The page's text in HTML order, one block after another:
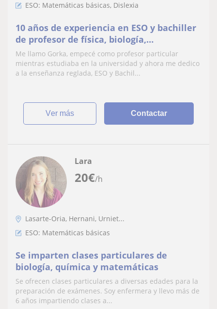
ESO: Matemáticas básicas, Dislexia
10 años de experiencia en ESO y bachiller
de profesor de física, biología,
matemáticas y en clase de diversidad. 7
como particular
Me llamo Gorka, empecé como profesor particular
mientras estudiaba en la universidad y ahora me dedico
a la enseñanza reglada, ESO y Bachil...
ver más Contactar
20€/h
Lara
Lasarte-Oria, Hernani, Urniet...
ESO: Matemáticas básicas
Se imparten clases particulares de
biología, química y matemáticas
Se ofrecen clases particulares a diversas edades para la
preparación de exámenes. Soy enfermera y llevo más de
6 años impartiendo clases a...